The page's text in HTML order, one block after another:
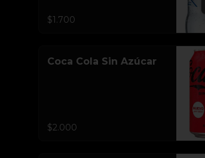
$1.700
Coca Cola Sin Azúcar
$2.000